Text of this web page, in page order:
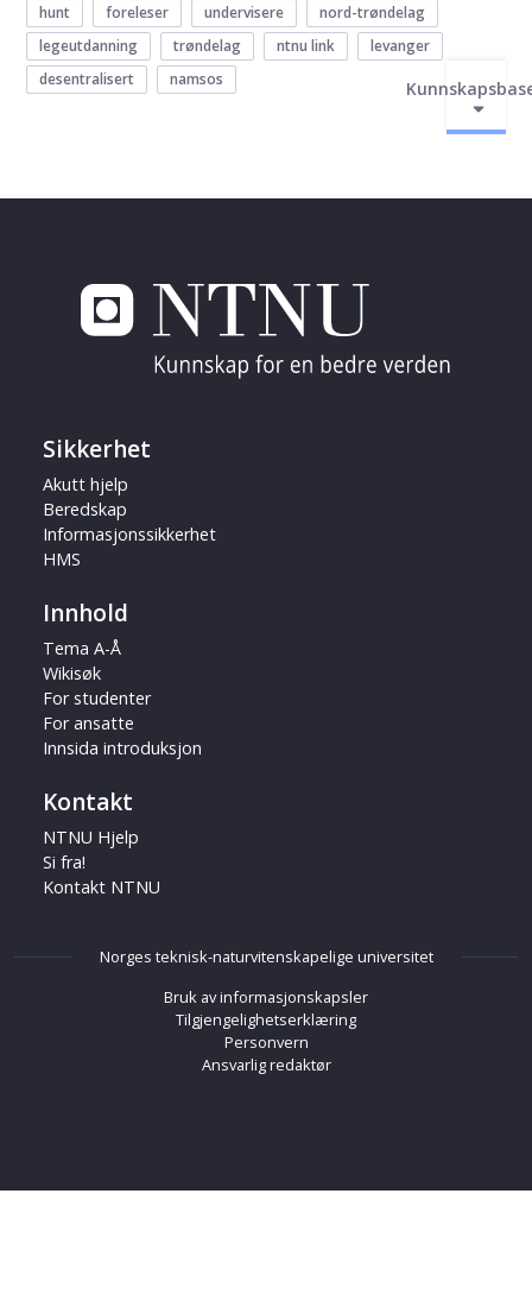
hunt
foreleser undervisere
nord-trøndelag
legeutdanning
trøndelag ntnu link
levanger
desentralisert
namsos
Sikkerhet
Akutt hjelp
Beredskap
Informasjonssikkerhet
HMS
Innhold
Tema A-Å
Wikisøk
For studenter
For ansatte
Innsida introduksjon
Kontakt
NTNU Hjelp
Si fra!
Kontakt NTNU
Norges teknisk-naturvitenskapelige universitet
Bruk av informasjonskapsler
Tilgjengelighetserklæring
Personvern
Ansvarlig redaktør